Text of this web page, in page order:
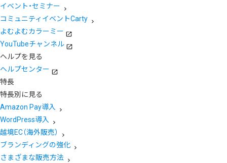
イベント・セミナー
コミュニティイベントCarty
よむよむカラーミー
YouTubeチャンネル
ヘルプを見る
ヘルプセンター
特長
特長別に見る
Amazon Pay導入
WordPress導入
越境EC（海外販売）
ブランディングの強化
さまざまな販売方法